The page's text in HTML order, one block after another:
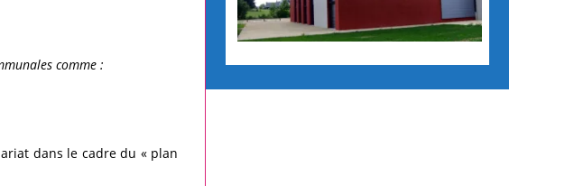
comme :
dans le cadre du « plan